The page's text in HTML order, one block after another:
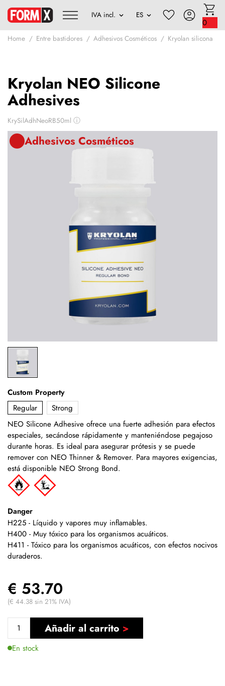
0
Home Entre bastidores Adhesivos Cosméticos Kryolan silicona
Kryolan NEO Silicone
Adhesives
KrySilAdhNeoRB50ml ⓘ
Adhesivos Cosméticos
Custom Property
Regular
Strong
NEO Silicone Adhesive ofrece una fuerte adhesión para efectos
especiales, secándose rápidamente y manteniéndose pegajoso
durante horas. Es ideal para asegurar prótesis y se puede
remover con NEO Thinner & Remover. Para mayores exigencias,
está disponible NEO Strong Bond.
Danger
H225 - Líquido y vapores muy inflamables.
H400 - Muy tóxico para los organismos acuáticos.
H411 - Tóxico para los organismos acuáticos, con efectos nocivos
duraderos.
€ 53.70
(€ 44.38 sin 21% IVA)
Añadir al carrito
En stock